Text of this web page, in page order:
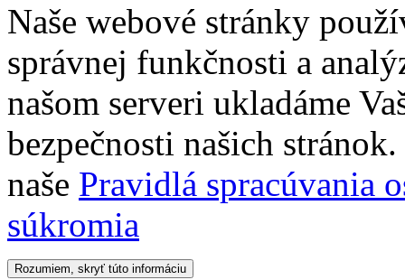
Naše webové stránky
správnej funkčnosti a
našom serveri ukladáme
bezpečnosti našich
naše Pravidlá spracúvania
súkromia
Rozumiem, skryť túto informáciu